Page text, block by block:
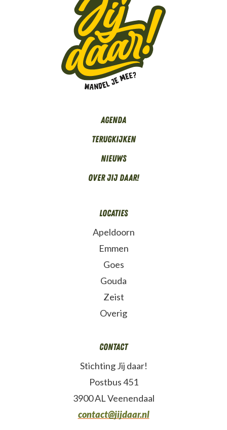
Agenda
Terugkijken
Nieuws
Over Jij daar!
Locaties
Apeldoorn
Emmen
Goes
Gouda
Zeist
Overig
Contact
Stichting Jij daar!
Postbus 451
3900 AL Veenendaal
contact@jijdaar.nl